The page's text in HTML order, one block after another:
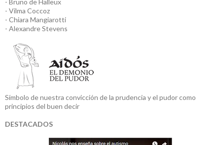
- Vilma Coccoz
- Chiara Mangiarotti
- Alexandre Stevens
Símbolo de nuestra convicción de la prudencia y el pudor como
principios del buen decir
DESTACADOS